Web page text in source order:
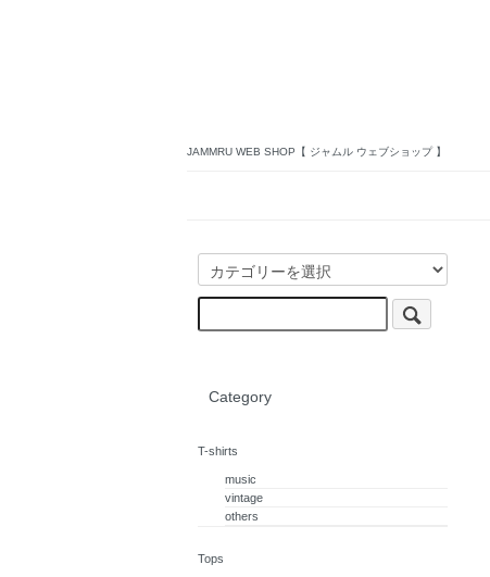
JAMMRU WEB SHOP【 ジャムル ウェブショップ 】
Category
T-shirts
music
vintage
others
Tops